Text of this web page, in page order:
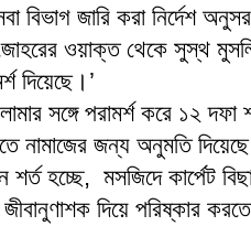
বিভাগ জারি করা নির্দেশ
ওয়াক্ত থেকে সুস্থ
দিয়েছে।’
সঙ্গে পরামর্শ করে ১২
নামাজের জন্য অনুমতি
হচ্ছে, মসজিদে কার্পেট
দিয়ে পরিষ্কার